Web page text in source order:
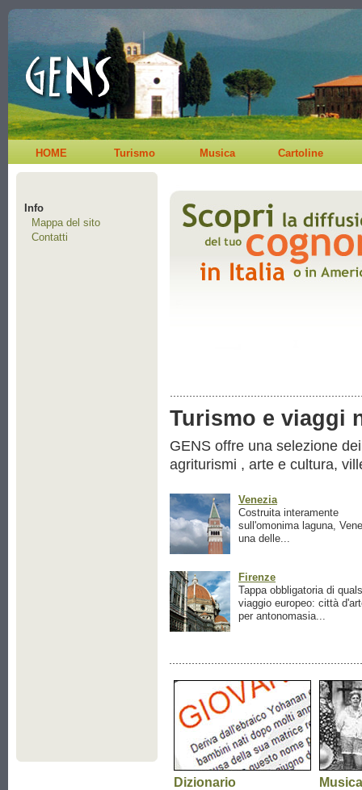
HOME Turismo Musica Cartoline
Info
Mappa del sito
Contatti
Turismo e viaggi
GENS offre una selezione
agriturismi , arte e cultura,
Venezia
Costruita interamente
sull'omonima laguna,
una delle...
Firenze
Tappa obbligatoria di
viaggio europeo: città
per antonomasia...
Dizionario
Musica